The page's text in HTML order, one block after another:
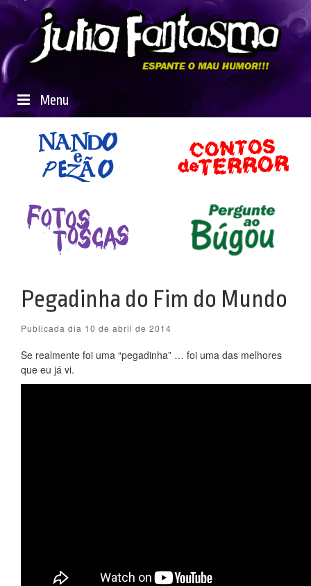
Menu
Pegadinha do Fim do Mundo
Publicada dia 10 de abril de 2014
Se realmente foi uma “pegadinha” … foi uma das melhores
que eu já vi.